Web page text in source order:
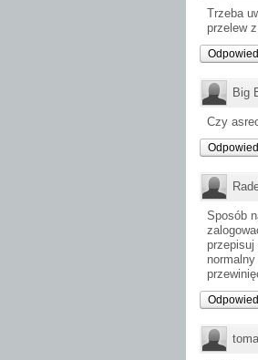
Trzeba
przelew
Big
Czy
Sposób
przepisuj